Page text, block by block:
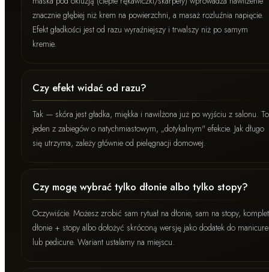
znacznie głębiej niż krem na powierzchni, a masaż rozluźnia napięcie.
Efekt gładkości jest od razu wyraźniejszy i trwalszy niż po samym
kremie.
Czy efekt widać od razu?
Tak — skóra jest gładka, miękka i nawilżona już po wyjściu z salonu. To
jeden z zabiegów o natychmiastowym, „dotykalnym" efekcie. Jak długo
się utrzyma, zależy głównie od pielęgnacji domowej.
Czy mogę wybrać tylko dłonie albo tylko stopy?
Oczywiście. Możesz zrobić sam rytuał na dłonie, sam na stopy, komplet
dłonie + stopy albo dołożyć skróconą wersję jako dodatek do manicure
lub pedicure. Wariant ustalamy na miejscu.